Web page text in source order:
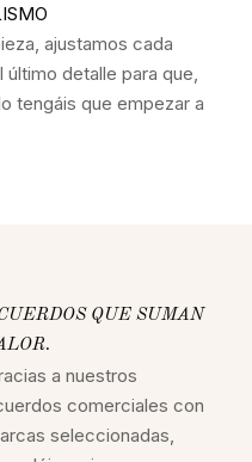
ajustamos cada
detalle para que,
tengáis que empezar a
QUE SUMAN
a nuestros
comerciales con
seleccionadas,